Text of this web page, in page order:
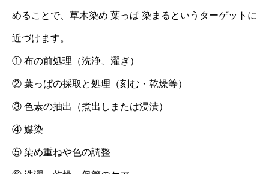
めることで、草木染め 葉っぱ 染まるというターゲットに
近づけます。
① 布の前処理（洗浄、濯ぎ）
② 葉っぱの採取と処理（刻む・乾燥等）
③ 色素の抽出（煮出しまたは浸漬）
④ 媒染
⑤ 染め重ねや色の調整